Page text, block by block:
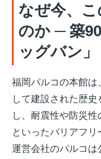
なぜ今、
のか ─ 築
ッグバン」
福岡パルコの本館は
して建設された歴史
し、耐震性や防災
といったバリアフリ
運営会社のパルコは